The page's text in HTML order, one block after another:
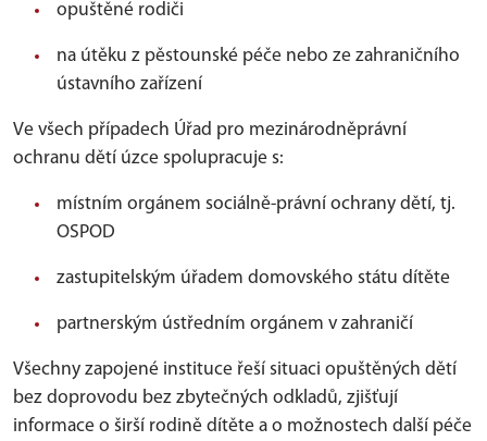
opuštěné rodiči
na útěku z pěstounské péče nebo ze zahraničního
ústavního zařízení
Ve všech případech Úřad pro mezinárodněprávní
ochranu dětí úzce spolupracuje s:
místním orgánem sociálně-právní ochrany dětí, tj.
OSPOD
zastupitelským úřadem domovského státu dítěte
partnerským ústředním orgánem v zahraničí
Všechny zapojené instituce řeší situaci opuštěných dětí
bez doprovodu bez zbytečných odkladů, zjišťují
informace o širší rodině dítěte a o možnostech další péče